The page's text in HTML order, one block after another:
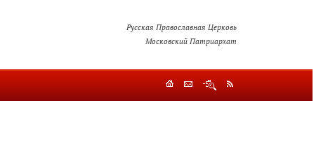
Русская Православная Церковь
Московский Патриархат